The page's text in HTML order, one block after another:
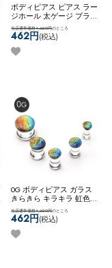
ボディピアス ピアス ラー
ジホール 太ゲージ プラグ
トンネル 大きいサイズ 拡
張 王冠 ネコポス不可
14mm ] クラウンジュエル
フレッシュトンネル
当店通常価格4,620円のところ
462円(税込)
0G ボディピアス ガラス
きらきら キラキラ 虹色
艶やか 輝き おしゃれ 素
敵 大人っぽい きれい シ
ンプル ネコポスOK
PYREXガラスPLUG (レイ
当店通常価格4,620円のところ
462円(税込)